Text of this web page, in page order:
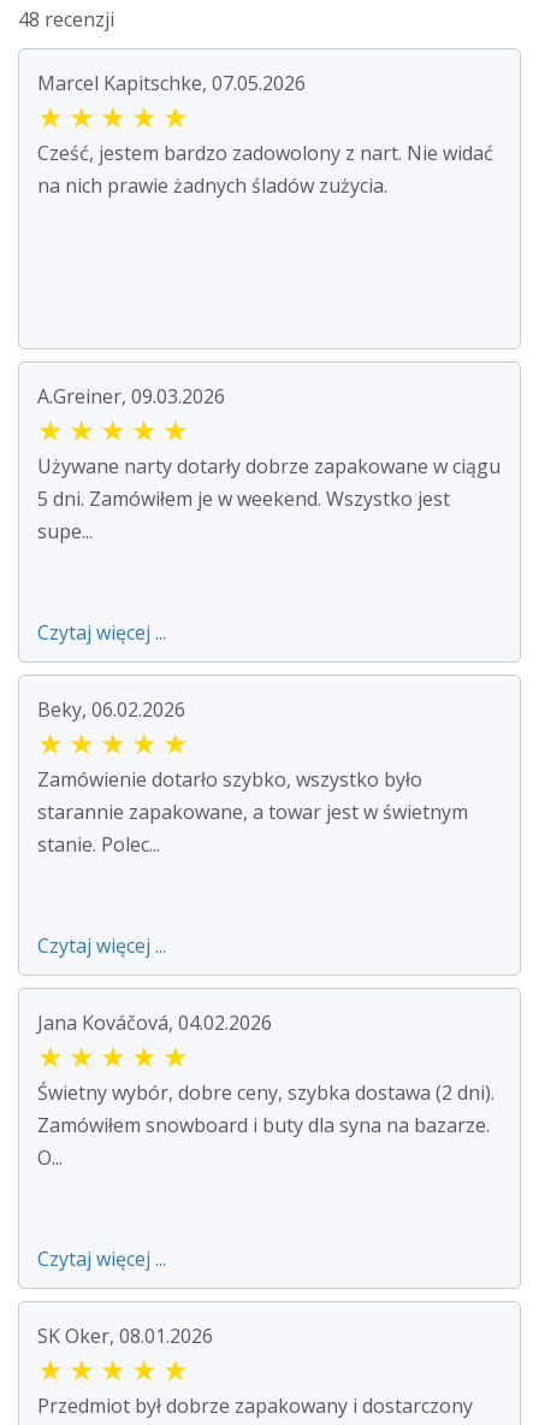
48 recenzji
Marcel Kapitschke, 07.05.2026
★ ★ ★ ★ ★
Cześć, jestem bardzo zadowolony z nart. Nie widać
na nich prawie żadnych śladów zużycia.
A.Greiner, 09.03.2026
★ ★ ★ ★ ★
Używane narty dotarły dobrze zapakowane w ciągu
5 dni. Zamówiłem je w weekend. Wszystko jest
supe...
Czytaj więcej ...
Beky, 06.02.2026
★ ★ ★ ★ ★
Zamówienie dotarło szybko, wszystko było
starannie zapakowane, a towar jest w świetnym
stanie. Polec...
Czytaj więcej ...
Jana Kováčová, 04.02.2026
★ ★ ★ ★ ★
Świetny wybór, dobre ceny, szybka dostawa (2 dni).
Zamówiłem snowboard i buty dla syna na bazarze.
O...
Czytaj więcej ...
SK Oker, 08.01.2026
★ ★ ★ ★ ★
Przedmiot był dobrze zapakowany i dostarczony